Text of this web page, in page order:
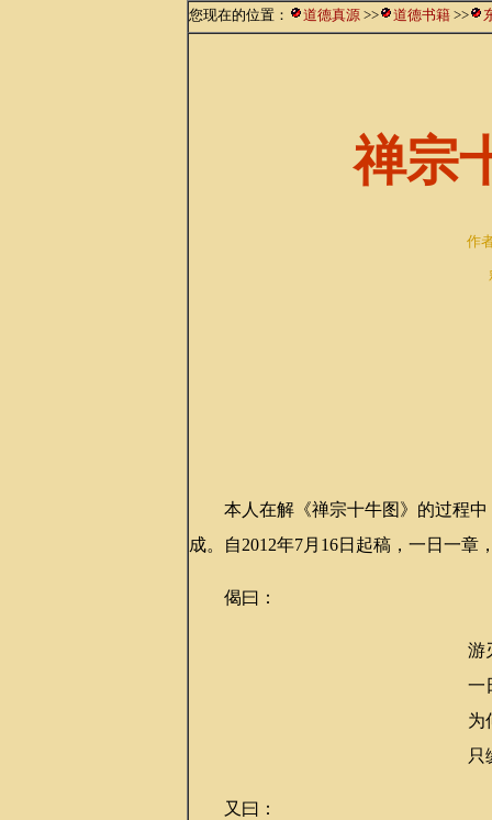
您现在的位置： 道德真源 >> 道德书籍 >>
禅宗
作
本人在解《禅宗十牛图》的过程中
成。自2012年7月16日起稿，一日一章
偈曰：
游
一
为
只
又曰：